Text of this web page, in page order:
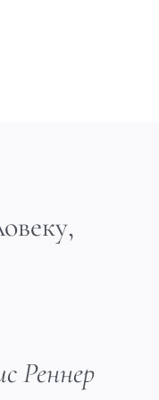
Реннер